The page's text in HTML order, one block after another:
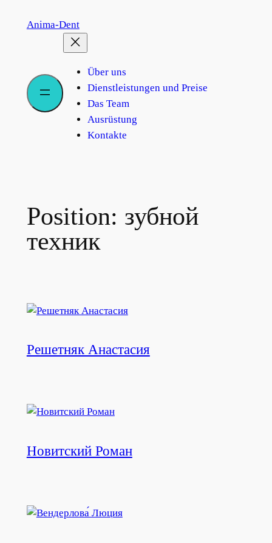
Anima-Dent
Über uns
Dienstleistungen und Preise
Das Team
Ausrüstung
Kontakte
Position: зубной
техник
Решетняк Анастасия
Новитский Роман